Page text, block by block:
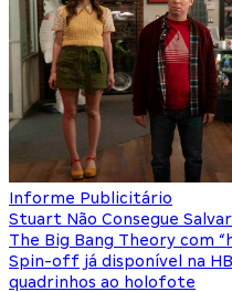
Informe Publicitário
Stuart Não Consegue
The Big Bang Theory com
Spin-off já disponível na
quadrinhos ao holofote